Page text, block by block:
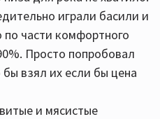
играли басили и
по части комфортного
Просто попробовал
взял их если бы цена
и мясистые